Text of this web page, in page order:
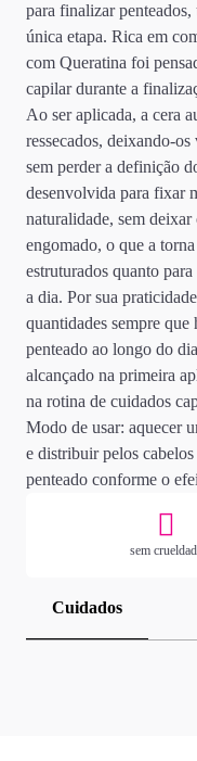
para finalizar
única etapa. Rica em
com Queratina foi
capilar durante a
Ao ser aplicada, a cera
ressecados, deixando-
sem perder a definição
desenvolvida para fixar
naturalidade, sem
engomado, o que a
estruturados quanto
a dia. Por sua
quantidades sempre que
penteado ao longo do
alcançado na primeira
na rotina de cuidados
Modo de usar: aquecer
e distribuir pelos
penteado conforme o
sem
Cuidados